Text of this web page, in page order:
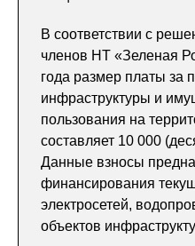
В соответствии с
членов НТ «Зеленая
года размер платы за
инфраструктуры и
пользования на
составляет 10 000
Данные взносы
финансирования
электросетей,
объектов